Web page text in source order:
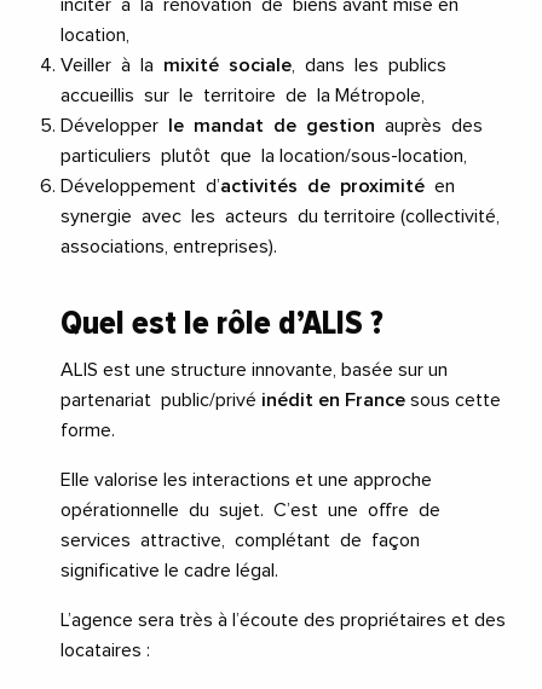
inciter à la rénovation de biens avant mise en
location,
Veiller à la mixité sociale , dans les publics
accueillis sur le territoire de la Métropole,
Développer
le mandat de gestion auprès des
particuliers plutôt que la location/sous-location,
Développement d’activités de proximité en
synergie avec les acteurs du territoire (collectivité,
associations, entreprises).
Quel est le rôle d’ALIS ?
ALIS est une structure innovante, basée sur un
partenariat public/privé inédit en France sous cette
forme.
Elle valorise les interactions et une approche
opérationnelle du sujet. C’est une offre de
services attractive, complétant de façon
significative le cadre légal.
L’agence sera très à l’écoute des propriétaires et des
locataires :